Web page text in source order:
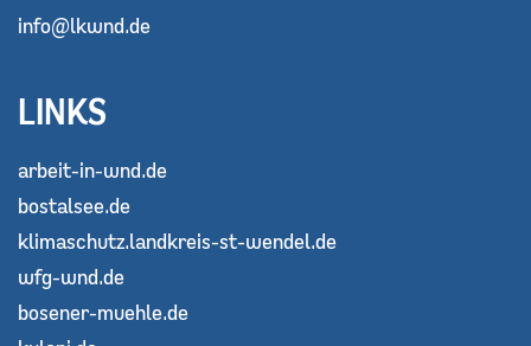
info@lkwnd.de
LINKS
arbeit-in-wnd.de
bostalsee.de
klimaschutz.landkreis-st-wendel.de
wfg-wnd.de
bosener-muehle.de